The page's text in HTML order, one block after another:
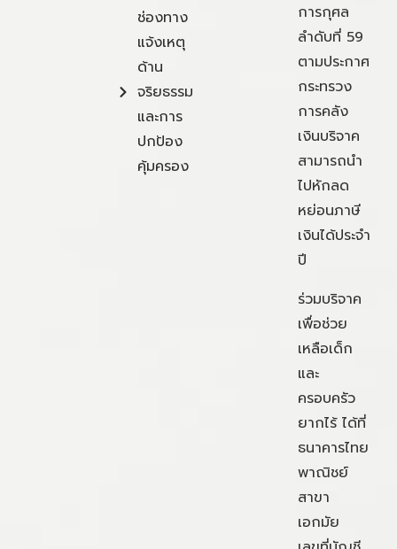
ช่องทาง
แจ้งเหตุ
ด้าน
จริยธรรม
และการ
ปกป้อง
คุ้มครอง
การกุศล
ลำดับที่ 59
ตามประกาศ
กระทรวง
การคลัง
เงินบริจาค
สามารถนำ
ไปหักลด
หย่อนภาษี
เงินได้ประจำ
ปี
ร่วมบริจาค
เพื่อช่วย
เหลือเด็ก
และ
ครอบครัว
ยากไร้ ได้ที่
ธนาคารไทย
พาณิชย์
สาขา
เอกมัย